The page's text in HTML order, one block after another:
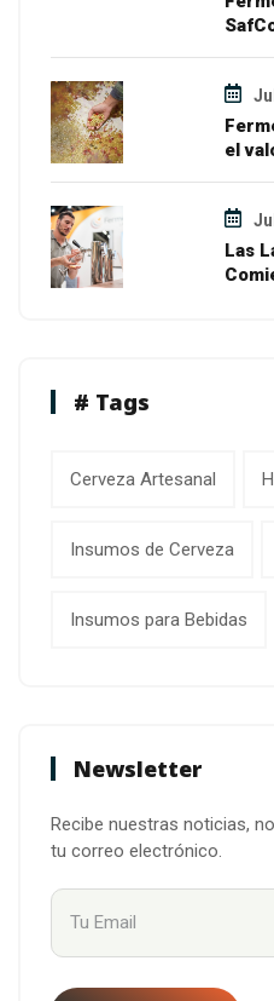
el
Las
# Tags
Cerveza Artesanal
Insumos de Cerveza
Insumos para Bebidas
Newsletter
Recibe nuestras noticias,
tu correo electrónico.